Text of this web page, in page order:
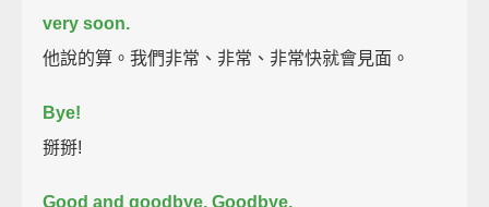
very soon.
他說的算。我們非常、非常、非常快就會見面。
Bye!
掰掰!
Good and goodbye. Goodbye.